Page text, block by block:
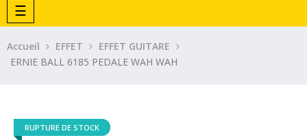
Basculer
la
navigation
☰
Accueil EFFET
EFFET GUITARE
ERNIE BALL 6185 PEDALE WAH WAH
RUPTURE DE STOCK